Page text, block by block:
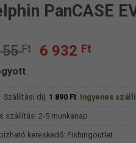
PanCASE
Ft
Original
8
155 Ft.
6 932 FtCurrent
6
Szállítási díj: 1 890 Ft. Ingyenes
szállítás: 2-5 munkanap
kereskedő: Fishingoutlet